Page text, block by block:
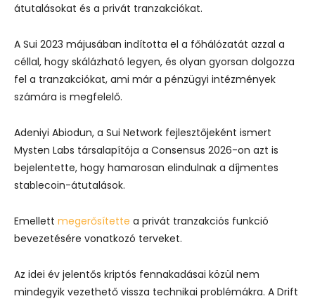
átutalásokat és a privát tranzakciókat.
A Sui 2023 májusában indította el a főhálózatát azzal a
céllal, hogy skálázható legyen, és olyan gyorsan dolgozza
fel a tranzakciókat, ami már a pénzügyi intézmények
számára is megfelelő.
Adeniyi Abiodun, a Sui Network fejlesztőjeként ismert
Mysten Labs társalapítója a Consensus 2026-on azt is
bejelentette, hogy hamarosan elindulnak a díjmentes
stablecoin-átutalások.
Emellett megerősítette a privát tranzakciós funkció
bevezetésére vonatkozó terveket.
Az idei év jelentős kriptós fennakadásai közül nem
mindegyik vezethető vissza technikai problémákra. A Drift